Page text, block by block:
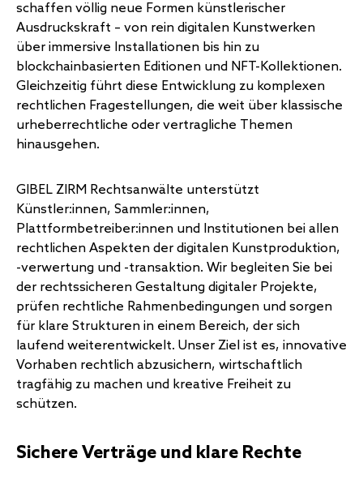
schaffen völlig neue Formen künstlerischer
Ausdruckskraft – von rein digitalen Kunstwerken
über immersive Installationen bis hin zu
blockchainbasierten Editionen und NFT-Kollektionen.
Gleichzeitig führt diese Entwicklung zu komplexen
rechtlichen Fragestellungen, die weit über klassische
urheberrechtliche oder vertragliche Themen
hinausgehen.
GIBEL ZIRM Rechtsanwälte unterstützt
Künstler:innen, Sammler:innen,
Plattformbetreiber:innen und Institutionen bei allen
rechtlichen Aspekten der digitalen Kunstproduktion,
-verwertung und -transaktion. Wir begleiten Sie bei
der rechtssicheren Gestaltung digitaler Projekte,
prüfen rechtliche Rahmenbedingungen und sorgen
für klare Strukturen in einem Bereich, der sich
laufend weiterentwickelt. Unser Ziel ist es, innovative
Vorhaben rechtlich abzusichern, wirtschaftlich
tragfähig zu machen und kreative Freiheit zu
schützen.
Sichere Verträge und klare Rechte